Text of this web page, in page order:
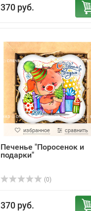
370 руб.
избранное сравнить
Печенье "Поросенок и
подарки"
(0)
370 руб.